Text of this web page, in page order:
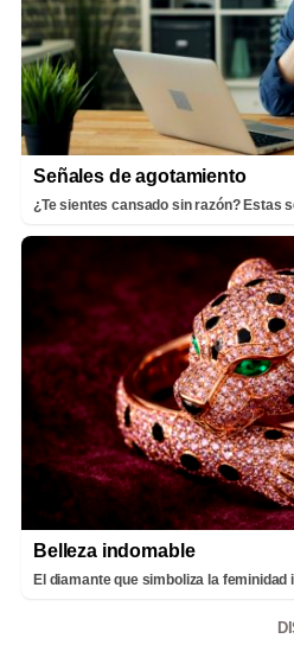
Señales de agotamiento
¿Te sientes cansado sin razón? Estas
Belleza indomable
El diamante que simboliza la feminidad